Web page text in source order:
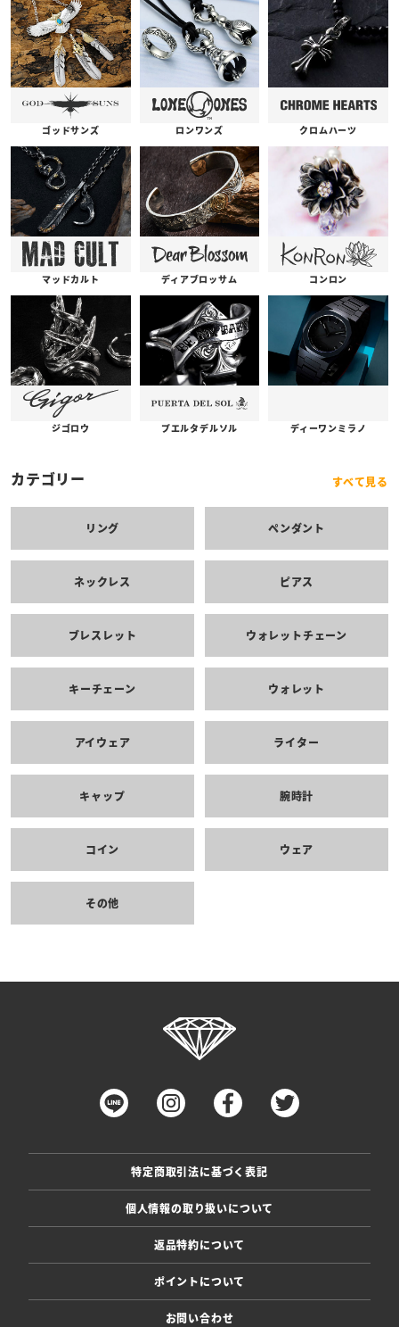
ゴッドサンズ ロンワンズ クロムハーツ
マッドカルト ディアブロッサム コンロン
ジゴロウ プエルタデルソル ディーワンミラノ
カテゴリー すべて見る
リング ペンダント
ネックレス ピアス
ブレスレット ウォレットチェーン
キーチェーン ウォレット
アイウェア ライター
キャップ 腕時計
コイン ウェア
その他
特定商取引法に基づく表記
個人情報の取り扱いについて
返品特約について
ポイントについて
お問い合わせ